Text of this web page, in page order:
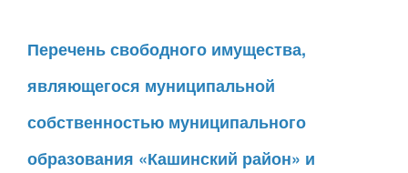
Перечень свободного имущества,
являющегося муниципальной
собственностью муниципального
образования «Кашинский район» и